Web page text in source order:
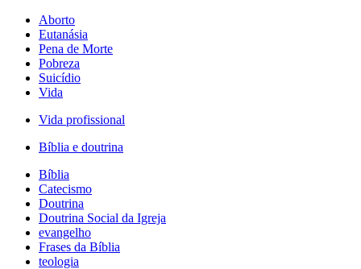
Aborto
Eutanásia
Pena de Morte
Pobreza
Suicídio
Vida
Vida profissional
Bíblia e doutrina
Bíblia
Catecismo
Doutrina
Doutrina Social da Igreja
evangelho
Frases da Bíblia
teologia